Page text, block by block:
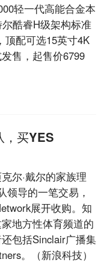
轻一代高能合金本
尔酷睿H级架构标准
顶配可选15英寸4K
售，起售价6799
，买YES
尔·戴尔的家族理
领导的一笔交易，
展开收购。知
地方性体育频道的
包括Sinclair广播集
。（新浪科技）